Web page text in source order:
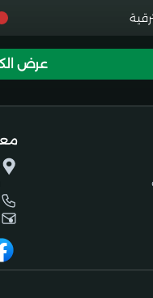
غالي معسكر
شبيبة تيقصراين
عرض